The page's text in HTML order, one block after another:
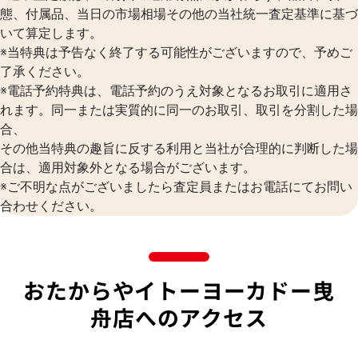
態、付属品、当日の市場相場その他の当社統一査定基準に基づ
いて算定します。
※当特典は予告なく終了する可能性がございますので、予めご
了承ください。
※電話予約特典は、電話予約のうえ対象となるお取引に適用さ
れます。同一または実質的に同一のお取引、取引を分割した場
合、
その他当特典の趣旨に反する利用と当社が合理的に判断した場
合は、適用対象外となる場合がございます。
※ご不明な点がございましたら査定員またはお電話にてお問い
合わせください。
おたからやイトーヨーカドー曳
舟店へのアクセス